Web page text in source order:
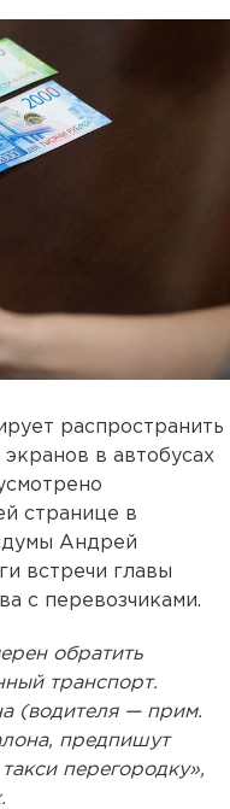
распространить
в автобусах
странице в
Андрей
встречи главы
с перевозчиками.
обратить
транспорт.
(водителя — прим.
предпишут
перегородку»,